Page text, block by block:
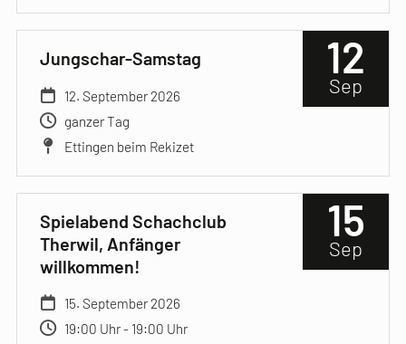
12
Sep
Jungschar-Samstag
12. September 2026
ganzer Tag
Ettingen beim Rekizet
15
Sep
Spielabend Schachclub
Therwil, Anfänger
willkommen!
15. September 2026
19:00 Uhr - 19:00 Uhr